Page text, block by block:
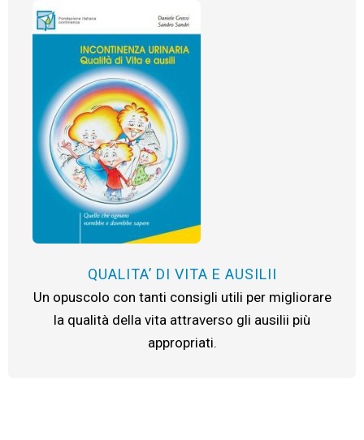
QUALITA’ DI VITA E AUSILII
Un opuscolo con tanti consigli utili per migliorare
la qualità della vita attraverso gli ausilii più
appropriati.